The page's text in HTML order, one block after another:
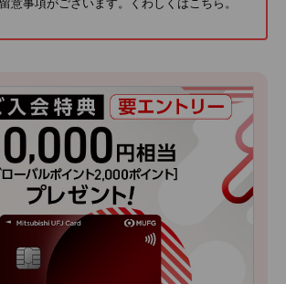
意事項がございます。くわしくは こちら 。